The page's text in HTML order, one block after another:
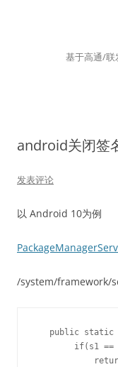
基于高通/
android关闭签
发表评论
以 Android 10为例
/system/framework/
public static
if(s1 ==